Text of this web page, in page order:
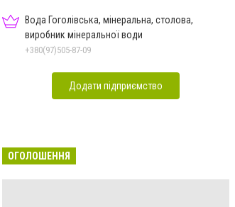
Вода Гоголівська, мінеральна, столова,
виробник мінеральної води
+380(97)505-87-09
Додати підприємство
ОГОЛОШЕННЯ